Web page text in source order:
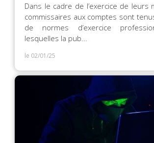
Dans le cadre de l’exercice de leurs
commissaires aux comptes sont
de normes d’exercice
lesquelles la pub...
le 02/01/25